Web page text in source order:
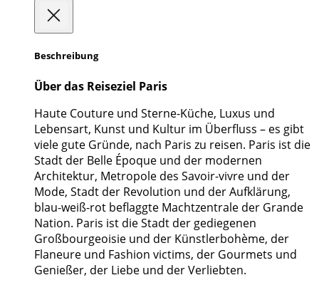
Beschreibung
Über das Reiseziel Paris
Haute Couture und Sterne-Küche, Luxus und
Lebensart, Kunst und Kultur im Überfluss – es gibt
viele gute Gründe, nach Paris zu reisen. Paris ist die
Stadt der Belle Époque und der modernen
Architektur, Metropole des Savoir-vivre und der
Mode, Stadt der Revolution und der Aufklärung,
blau-weiß-rot beflaggte Machtzentrale der Grande
Nation. Paris ist die Stadt der gediegenen
Großbourgeoisie und der Künstlerbohème, der
Flaneure und Fashion victims, der Gourmets und
Genießer, der Liebe und der Verliebten.